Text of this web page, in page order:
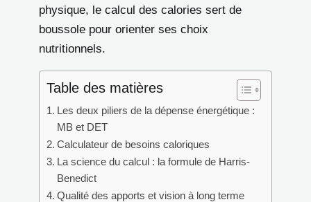
physique, le calcul des calories sert de
boussole pour orienter ses choix
nutritionnels.
Table des matières
Les deux piliers de la dépense énergétique :
MB et DET
Calculateur de besoins caloriques
La science du calcul : la formule de Harris-
Benedict
Qualité des apports et vision à long terme